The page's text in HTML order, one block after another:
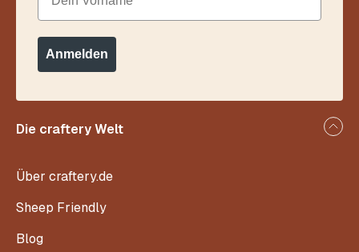
Die craftery Welt
Über craftery.de
Sheep Friendly
Blog
Anmelden